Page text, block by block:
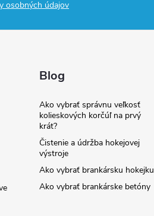
osobných údajov
Blog
Ako vybrať správnu veľkosť
kolieskových korčúľ na prvý
krát?
Čistenie a údržba hokejovej
výstroje
Ako vybrať brankársku hokejku
Ako vybrať brankárske betóny